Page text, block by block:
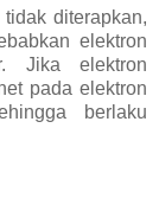
diterapkan,
elektron
Jika elektron
pada elektron
berlaku